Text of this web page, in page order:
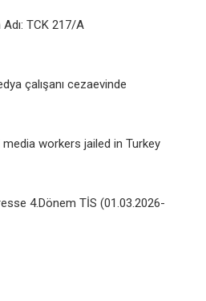
TCK 217/A
çalışanı cezaevinde
workers jailed in Turkey
4.Dönem TİS (01.03.2026-